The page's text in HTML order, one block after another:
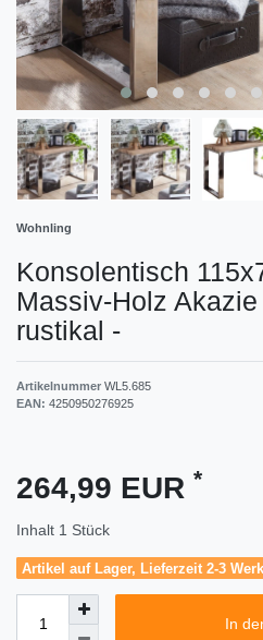
Wohnling
Konsolentisch
Massiv-Holz
rustikal -
Artikelnummer WL5.685
EAN: 4250950276925
264,99 EUR *
Inhalt 1 Stück
Artikel auf Lager, Lieferzeit 2-3
In